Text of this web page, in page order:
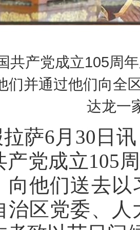
共产党成立105周
们并通过他们向全
达龙一
萨6月30日
产党成立105
向他们送去
治区党委、